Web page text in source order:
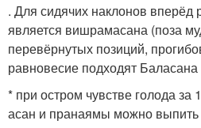
. Для сидячих наклонов
является вишрамасана (поза
перевёрнутых позиций,
равновесие подходят
* при остром чувстве голода за
асан и пранаямы можно выпить